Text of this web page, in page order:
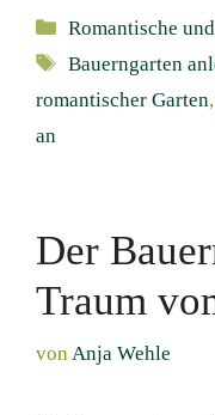
Kategorien
Romantische
Schlagwörter
Bauerngarten
romantischer Garten,
an
Der
Traum
von Anja Wehle